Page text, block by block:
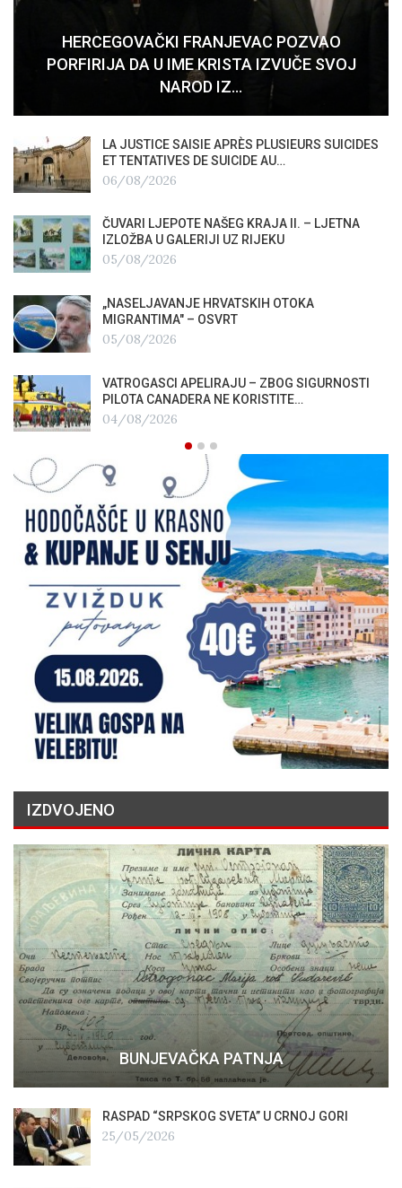
HERCEGOVAČKI FRANJEVAC POZVAO
PORFIRIJA DA U IME KRISTA IZVUČE SVOJ
NAROD IZ…
LA JUSTICE SAISIE APRÈS PLUSIEURS SUICIDES
ET TENTATIVES DE SUICIDE AU…
06/08/2026
ČUVARI LJEPOTE NAŠEG KRAJA II. – LJETNA
IZLOŽBA U GALERIJI UZ RIJEKU
05/08/2026
„NASELJAVANJE HRVATSKIH OTOKA
MIGRANTIMA″ – OSVRT
05/08/2026
VATROGASCI APELIRAJU – ZBOG SIGURNOSTI
PILOTA CANADERA NE KORISTITE…
04/08/2026
IZDVOJENO
BUNJEVAČKA PATNJA
RASPAD “SRPSKOG SVETA” U CRNOJ GORI
25/05/2026